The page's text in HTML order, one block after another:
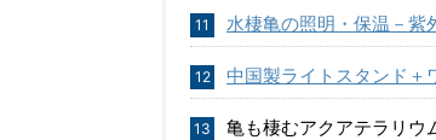
水棲亀の照明・保温－紫
中国製ライトスタンド＋
亀も棲むアクアテラリウ